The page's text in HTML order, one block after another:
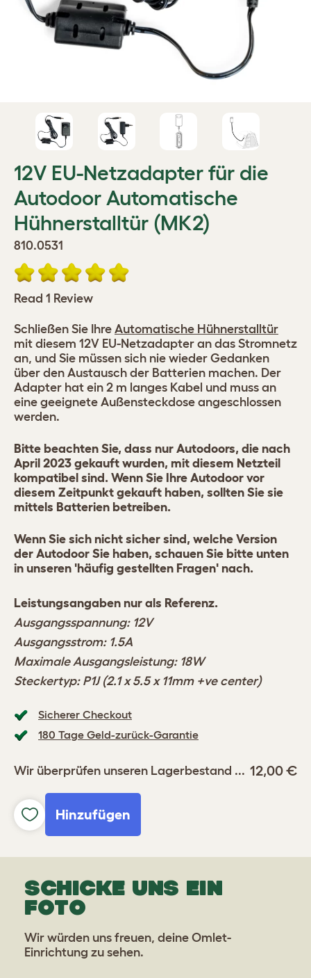
12V EU-Netzadapter für die
Autodoor Automatische
Hühnerstalltür (MK2)
810.0531
Read 1 Review
Sicherer Checkout
180 Tage Geld-zurück-Garantie
Wir überprüfen unseren Lagerbestand ... 12,00 €
Hinzufügen
Schließen Sie Ihre Automatische Hühnerstalltür
mit diesem 12V EU-Netzadapter an das Stromnetz
an, und Sie müssen sich nie wieder Gedanken
über den Austausch der Batterien machen. Der
Adapter hat ein 2 m langes Kabel und muss an
eine geeignete Außensteckdose angeschlossen
werden.
Bitte beachten Sie, dass nur Autodoors, die nach
April 2023 gekauft wurden, mit diesem Netzteil
kompatibel sind. Wenn Sie Ihre Autodoor vor
diesem Zeitpunkt gekauft haben, sollten Sie sie
mittels Batterien betreiben.
Wenn Sie sich nicht sicher sind, welche Version
der Autodoor Sie haben, schauen Sie bitte unten
in unseren 'häufig gestellten Fragen' nach.
Leistungsangaben nur als Referenz.
Ausgangsspannung: 12V
Ausgangsstrom: 1.5A
Maximale Ausgangsleistung: 18W
Steckertyp: P1J (2.1 x 5.5 x 11mm +ve center)
SCHICKE UNS EIN
FOTO
Wir würden uns freuen, deine Omlet-
Einrichtung zu sehen.